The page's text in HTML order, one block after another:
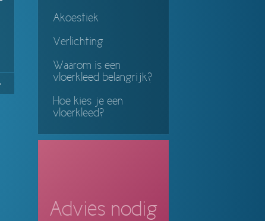
Continue
Akoestiek
Verlichting
Waarom is een
vloerkleed belangrijk?
Hoe kies je een
vloerkleed?
Advies nodig